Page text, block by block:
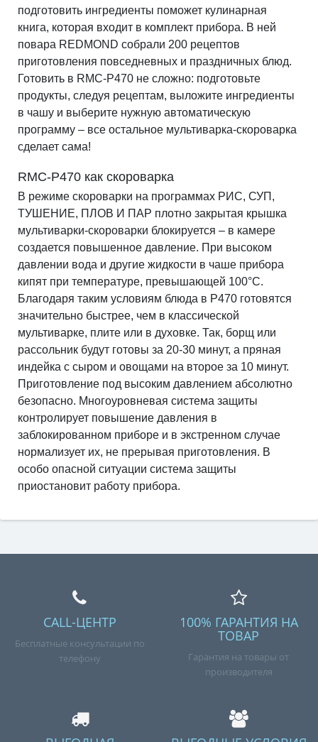
подготовить ингредиенты поможет кулинарная
книга, которая входит в комплект прибора. В ней
повара REDMOND собрали 200 рецептов
приготовления повседневных и праздничных блюд.
Готовить в RMC-P470 не сложно: подготовьте
продукты, следуя рецептам, выложите ингредиенты
в чашу и выберите нужную автоматическую
программу – все остальное мультиварка-скороварка
сделает сама!
RMC-P470 как скороварка
В режиме скороварки на программах РИС, СУП,
ТУШЕНИЕ, ПЛОВ И ПАР плотно закрытая крышка
мультиварки-скороварки блокируется – в камере
создается повышенное давление. При высоком
давлении вода и другие жидкости в чаше прибора
кипят при температуре, превышающей 100°С.
Благодаря таким условиям блюда в P470 готовятся
значительно быстрее, чем в классической
мультиварке, плите или в духовке. Так, борщ или
рассольник будут готовы за 20-30 минут, а пряная
индейка с сыром и овощами на второе за 10 минут.
Приготовление под высоким давлением абсолютно
безопасно. Многоуровневая система защиты
контролирует повышение давления в
заблокированном приборе и в экстренном случае
нормализует их, не прерывая приготовления. В
особо опасной ситуации система защиты
приостановит работу прибора.
CALL-ЦЕНТР
Бесплатные консультации по
телефону
100% ГАРАНТИЯ НА
ТОВАР
Гарантия на товары от
производителя